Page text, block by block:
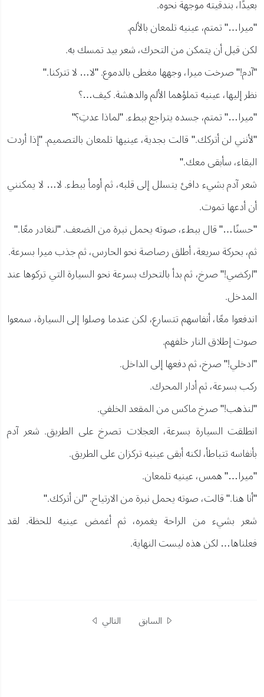
بعيدًا، بندقيته موجهة نحوه.
"ميرا…" تمتم، عينيه تلمعان بالألم.
لكن قبل أن يتمكن من التحرك، شعر بيد تمسك به.
"آدم!" صرخت ميرا، وجهها مغطى بالدموع. "لا… لا تتركنا."
نظر إليها، عينيه تملؤهما الألم والدهشة. كيف…؟
"ميرا…" تمتم، جسده يتراجع ببطء. "لماذا عدتِ؟"
"لأنني لن أتركك." قالت بجدية، عينيها تلمعان بالتصميم. "إذا أردت
البقاء، سأبقى معك."
شعر آدم بشيء دافئ يتسلل إلى قلبه، ثم أومأ ببطء. لا… لا يمكنني
أن أدعها تموت.
"حسنًا…" قال ببطء، صوته يحمل نبرة من الضعف. "لنغادر معًا."
ثم، بحركة سريعة، أطلق رصاصة نحو الحارس، ثم جذب ميرا بسرعة.
"اركضي!" صرخ، ثم بدأ بالتحرك بسرعة نحو السيارة التي تركوها عند
المدخل.
اندفعوا معًا، أنفاسهم تتسارع، لكن عندما وصلوا إلى السيارة، سمعوا
صوت إطلاق النار خلفهم.
"ادخلي!" صرخ، ثم دفعها إلى الداخل.
ركب بسرعة، ثم أدار المحرك.
"لنذهب!" صرخ ماكس من المقعد الخلفي.
انطلقت السيارة بسرعة، العجلات تصرخ على الطريق. شعر آدم
بأنفاسه تتباطأ، لكنه أبقى عينيه تركزان على الطريق.
"ميرا…" همس، عينيه تلمعان.
"أنا هنا." قالت، صوته يحمل نبرة من الارتياح. "لن أتركك."
شعر بشيء من الراحة يغمره، ثم أغمض عينيه للحظة. لقد
فعلناها… لكن هذه ليست النهاية.
السابق التالي